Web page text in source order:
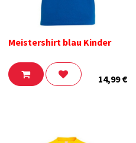
Meistershirt blau Kinder
14,99€